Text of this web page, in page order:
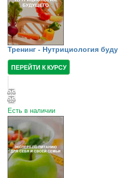
Тренинг - Нутрициология
ПЕРЕЙТИ К КУРСУ
Есть в наличии